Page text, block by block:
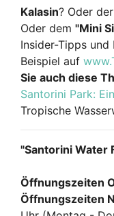
Kalasin? Oder der
Oder dem "Mini
Insider-Tipps und
Beispiel auf
Sie auch diese
Santorini Park:
Tropische
"Santorini Water
Öffnungszeiten
Öffnungszeiten